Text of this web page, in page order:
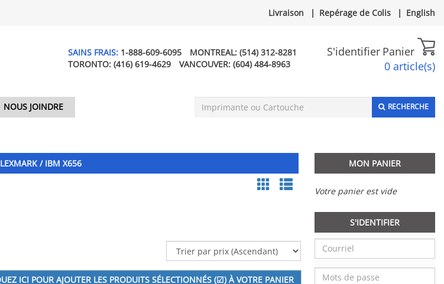
Livraison | Repérage de Colis | English
SAINS FRAIS: 1-888-609-6095 MONTREAL: (514) 312-8281
TORONTO: (416) 619-4629 VANCOUVER: (604) 484-8963
S'identifier Panier
0 article(s)
NOUS JOINDRE RECHERCHE
LEXMARK / IBM X656 MON PANIER
Votre panier est vide
S'IDENTIFIER